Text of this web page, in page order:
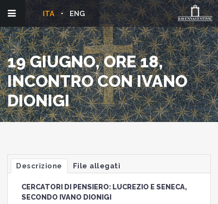
ENG
ITA
19 GIUGNO, ORE 18,
INCONTRO CON IVANO
DIONIGI
Descrizione File allegati
CERCATORI DI PENSIERO: LUCREZIO E SENECA,
SECONDO IVANO DIONIGI